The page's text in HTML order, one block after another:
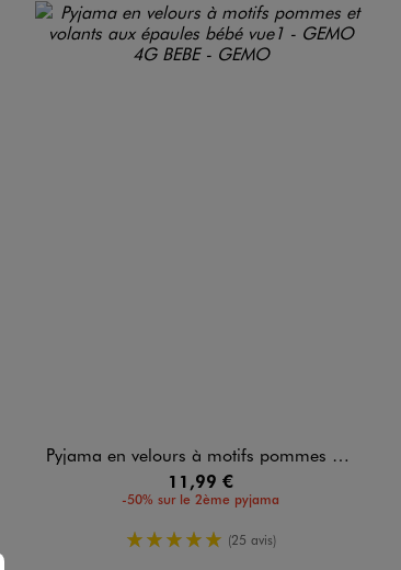
Pyjama en velours à motifs pommes et volants aux épaules bébé
11,99 €
-50% sur le 2ème pyjama
5/5 de moyenne
(25 avis)